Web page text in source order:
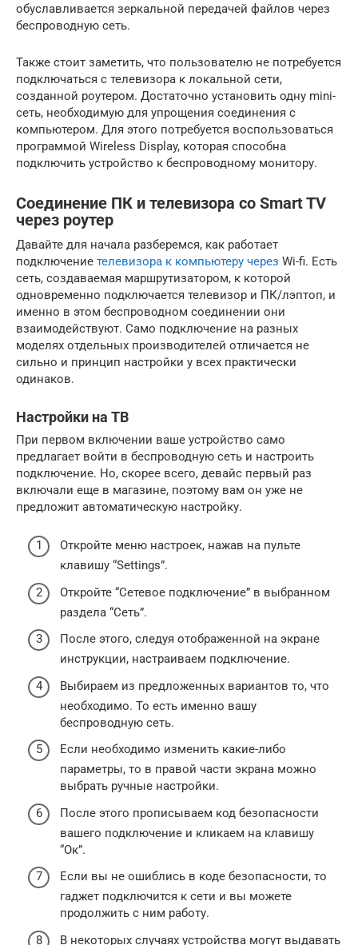
обуславливается зеркальной передачей файлов через
беспроводную сеть.
Также стоит заметить, что пользователю не потребуется
подключаться с телевизора к локальной сети,
созданной роутером. Достаточно установить одну mini-
сеть, необходимую для упрощения соединения с
компьютером. Для этого потребуется воспользоваться
программой Wireless Display, которая способна
подключить устройство к беспроводному монитору.
Соединение ПК и телевизора со Smart TV
через роутер
Давайте для начала разберемся, как работает
подключение телевизора к компьютеру через Wi-fi. Есть
сеть, создаваемая маршрутизатором, к которой
одновременно подключается телевизор и ПК/лэптоп, и
именно в этом беспроводном соединении они
взаимодействуют. Само подключение на разных
моделях отдельных производителей отличается не
сильно и принцип настройки у всех практически
одинаков.
Настройки на ТВ
При первом включении ваше устройство само
предлагает войти в беспроводную сеть и настроить
подключение. Но, скорее всего, девайс первый раз
включали еще в магазине, поэтому вам он уже не
предложит автоматическую настройку.
Откройте меню настроек, нажав на пульте
клавишу “Settings”.
Откройте “Сетевое подключение” в выбранном
раздела “Сеть”.
После этого, следуя отображенной на экране
инструкции, настраиваем подключение.
Выбираем из предложенных вариантов то, что
необходимо. То есть именно вашу
беспроводную сеть.
Если необходимо изменить какие-либо
параметры, то в правой части экрана можно
выбрать ручные настройки.
После этого прописываем код безопасности
вашего подключение и кликаем на клавишу
“Ок”.
Если вы не ошиблись в коде безопасности, то
гаджет подключится к сети и вы можете
продолжить с ним работу.
В некоторых случаях устройства могут выдавать